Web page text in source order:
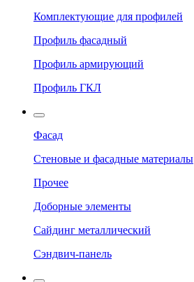
Комплектующие для профилей
Профиль фасадный
Профиль армирующий
Профиль ГКЛ
Фасад
Стеновые и фасадные материалы
Прочее
Доборные элементы
Сайдинг металлический
Сэндвич-панель